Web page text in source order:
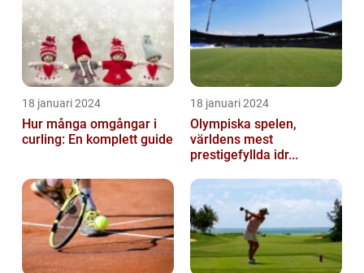
18 januari 2024
Hur många omgångar i
curling: En komplett guide
18 januari 2024
Olympiska spelen,
världens mest
prestigefyllda idr...